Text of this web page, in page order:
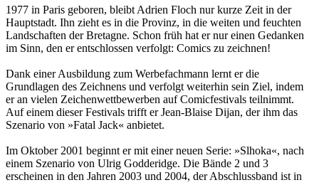
1977 in Paris geboren, bleibt Adrien Floch nur kurze Zeit in der
Hauptstadt. Ihn zieht es in die Provinz, in die weiten und feuchten
Landschaften der Bretagne. Schon früh hat er nur einen Gedanken
im Sinn, den er entschlossen verfolgt: Comics zu zeichnen!
Dank einer Ausbildung zum Werbefachmann lernt er die
Grundlagen des Zeichnens und verfolgt weiterhin sein Ziel, indem
er an vielen Zeichenwettbewerben auf Comicfestivals teilnimmt.
Auf einem dieser Festivals trifft er Jean-Blaise Dijan, der ihm das
Szenario von »Fatal Jack« anbietet.
Im Oktober 2001 beginnt er mit einer neuen Serie: »Slhoka«, nach
einem Szenario von Ulrig Godderidge. Die Bände 2 und 3
erscheinen in den Jahren 2003 und 2004, der Abschlussband ist in